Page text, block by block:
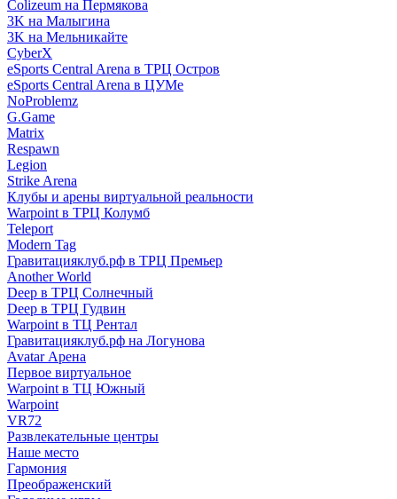
Colizeum на Пермякова
3K на Малыгина
3K на Мельникайте
CyberX
eSports Central Arena в ТРЦ Остров
eSports Central Arena в ЦУМе
NoProblemz
G.Game
Matrix
Respawn
Legion
Strike Arena
Клубы и арены виртуальной реальности
Warpoint в ТРЦ Колумб
Teleport
Modern Tag
Гравитацияклуб.рф в ТРЦ Премьер
Another World
Deep в ТРЦ Солнечный
Deep в ТРЦ Гудвин
Warpoint в ТЦ Рентал
Гравитацияклуб.рф на Логунова
Avatar Арена
Первое виртуальное
Warpoint в ТЦ Южный
Warpoint
VR72
Развлекательные центры
Наше место
Гармония
Преображенский